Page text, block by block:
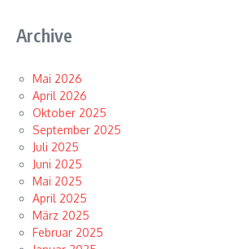
Archive
Mai 2026
April 2026
Oktober 2025
September 2025
Juli 2025
Juni 2025
Mai 2025
April 2025
März 2025
Februar 2025